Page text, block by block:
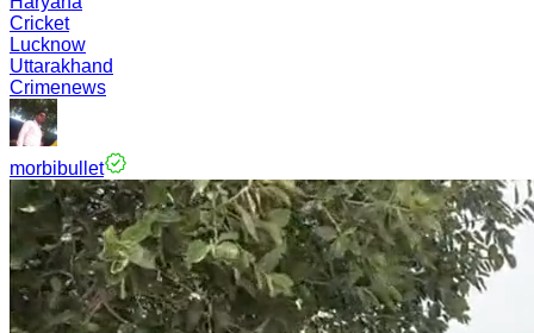
Cricket
Lucknow
Uttarakhand
Crimenews
morbibullet